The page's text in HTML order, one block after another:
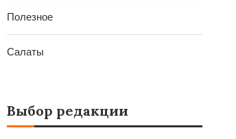
Полезное
Салаты
Выбор редакции